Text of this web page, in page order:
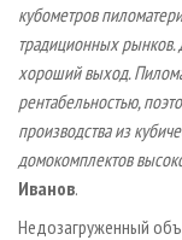
кубометров
традиционных рынков.
хороший выход.
рентабельностью,
производства из
домокомплектов
Иванов.
Недозагруженный